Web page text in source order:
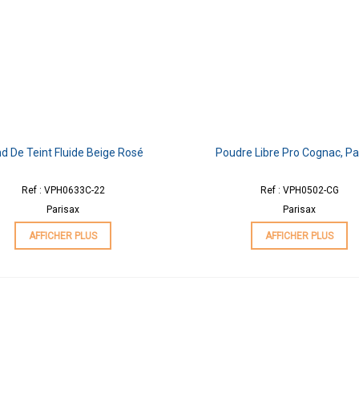
De Teint Fluide Beige Rosé
Ref : VPH0633C-22
Parisax
AFFICHER PLUS
Poudre Libre Pro Cognac,
Ref : VPH0502-CG
Parisax
AFFICHER PLUS